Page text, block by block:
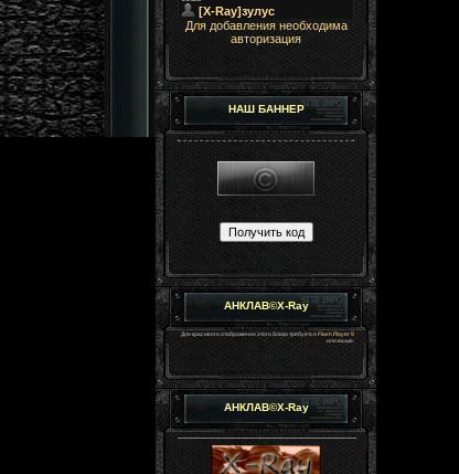
Для добавления необходима
авторизация
НАШ БАННЕР
АНКЛАВ©X-Ray
Для красивого отображения этого блока требуетсяFlash Player 9
или выше.
АНКЛАВ©X-Ray